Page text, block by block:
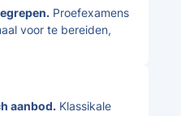
Proefexamens
voor te bereiden,
aanbod. Klassikale